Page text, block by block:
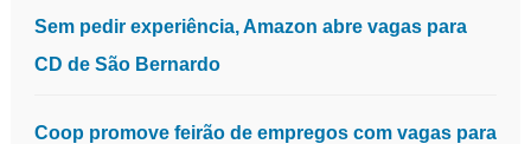
Sem pedir experiência, Amazon abre vagas para
CD de São Bernardo
Coop promove feirão de empregos com vagas para